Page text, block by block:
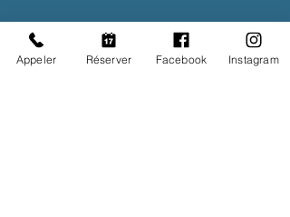
LES HORAIRES
Appeler Réserver Facebook Instagram